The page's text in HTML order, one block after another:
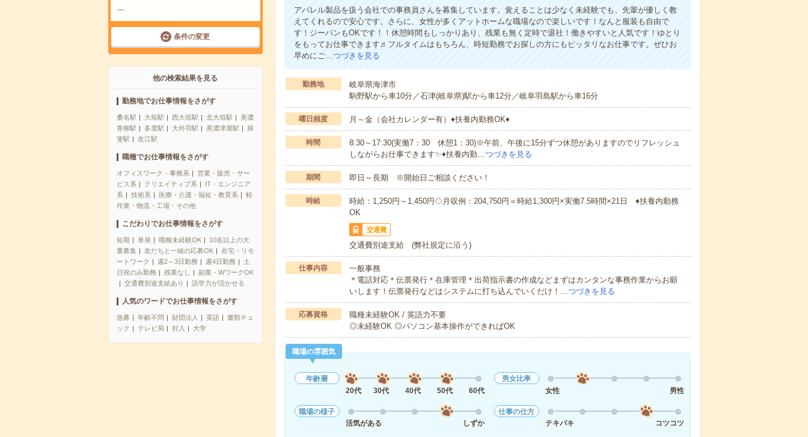
---
条件の変更
他の検索結果を見る
勤務地でお仕事情報をさがす
桑名駅 大垣駅 西大垣駅 北大垣駅
美濃
青柳駅
多度駅 大外羽駅 美濃津屋駅
揖
斐駅
友江駅
職種でお仕事情報をさがす
オフィスワーク・事務系
営業・販売・サー
ビス系
クリエイティブ系
IT・エンジニア
系
技術系 医療・介護・福祉・教育系
軽
作業・物流・工場・その他
こだわりでお仕事情報をさがす
短期 単発 職種未経験OK
10名以上の大
量募集
友だちと一緒の応募OK
在宅・リモ
ートワーク
週2～3日勤務 週4日勤務
土
日祝のみ勤務
残業なし
副業・WワークOK
交通費別途支給あり
語学力が活かせる
人気のワードでお仕事情報をさがす
急募 年齢不問 財団法人 英語
書類チェ
ック
テレビ局 封入 大学
アパレル製品を扱う会社での事務員さんを募集しています。覚えることは少なく未経験でも、先輩が優しく教
えてくれるので安心です。さらに、女性が多くアットホームな職場なので楽しいです！なんと服装も自由で
す！ジーパンもOKです！！休憩時間もしっかりあり、残業も無く定時で退社！働きやすいと人気です！ゆとり
をもってお仕事できます♬フルタイムはもちろん、時短勤務でお探しの方にもピッタリなお仕事です。ぜひお
早めにご…つづきを見る
勤務地
岐阜県海津市
駒野駅から車10分／石津(岐阜県)駅から車12分／岐阜羽島駅から車16分
曜日頻度 月～金（会社カレンダー有）♦扶養内勤務OK♦
時間
8:30～17:30(実働7：30 休憩1：30)※午前、午後に15分ずつ休憩がありますのでリフレッシュ
しながらお仕事できます✨♦扶養内勤…つづきを見る
期間 即日～長期 ※開始日ご相談ください！
時給
時給：1,250円～1,450円◇月収例：204,750円＝時給1,300円×実働7.5時間×21日 ♦扶養内勤務
OK
交通費
交通費別途支給 (弊社規定に沿う)
仕事内容
一般事務
＊電話対応＊伝票発行＊在庫管理＊出荷指示書の作成などまずはカンタンな事務作業からお願
いします！伝票発行などはシステムに打ち込んでいくだけ！…つづきを見る
応募資格
職種未経験OK / 英語力不要
◎未経験OK ◎パソコン基本操作ができればOK
職場の雰囲気
年齢層
20代
30代 40代 50代 60代
男女比率
女性
男性
職場の様子
活気がある
しずか
仕事の仕方
テキパキ
コツコツ